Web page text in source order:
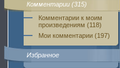
Комментарии (315)
Комментарии к моим
произведениям (118)
Мои комментарии (197)
Избранное